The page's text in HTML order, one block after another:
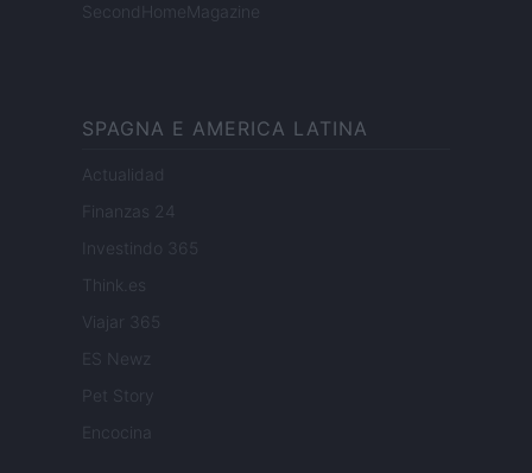
SecondHomeMagazine
SPAGNA E AMERICA LATINA
Actualidad
Finanzas 24
Investindo 365
Think.es
Viajar 365
ES Newz
Pet Story
Encocina